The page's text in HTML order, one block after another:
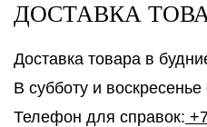
ДОСТАВКА
Доставка товара в
В субботу и
Телефон для справок: